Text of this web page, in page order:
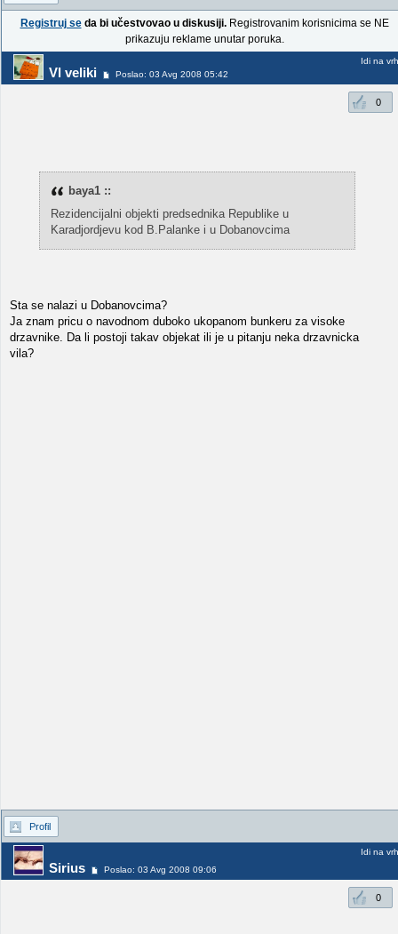
Registruj seda bi učestvovao u diskusiji.Registrovanim korisnicima se NE
prikazuju reklame unutar poruka.
Vl veliki Poslao: 03 Avg 2008 05:42
Idi na vrh
0
baya1 ::
Rezidencijalni objekti predsednika Republike u
Karadjordjevu kod B.Palanke i u Dobanovcima
Sta se nalazi u Dobanovcima?
Ja znam pricu o navodnom duboko ukopanom bunkeru za visoke
drzavnike. Da li postoji takav objekat ili je u pitanju neka drzavnicka
vila?
Profil
Sirius Poslao: 03 Avg 2008 09:06
Idi na vrh
0